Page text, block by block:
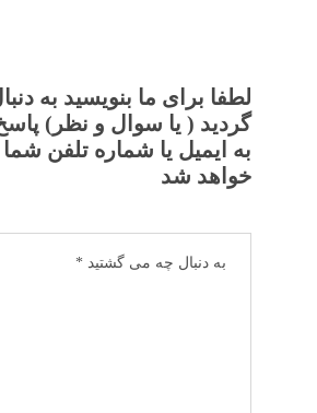
لطفا برای ما بنویسید به
گردید ( یا سوال و نظر)
به ایمیل یا شماره تلفن
خواهد شد